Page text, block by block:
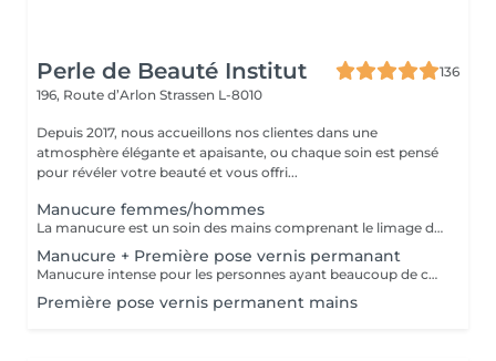
Perle de Beauté Institut
136
196, Route d’Arlon Strassen L-8010
Depuis 2017, nous accueillons nos clientes dans une
atmosphère élégante et apaisante, ou chaque soin est pensé
pour révéler votre beauté et vous offri...
Manucure femmes/hommes
La manucure est un soin des mains comprenant le limage des ongles, la pousse et la coupe des cuticules, gommage, massage avec crème de soin et application d'un vernis transparent si désiré.
Manucure + Première pose vernis permanant
Manucure intense pour les personnes ayant beaucoup de cuticules + appliquer vernis permanant
Première pose vernis permanent mains